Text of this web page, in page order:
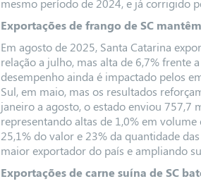
mesmo período de 2024, e já corrigido
Exportações de frango de SC
Em agosto de 2025, Santa Catarina
relação a julho, mas alta de 6,7% frente
desempenho ainda é impactado pelos
Sul, em maio, mas os resultados
janeiro a agosto, o estado enviou 757,7
representando altas de 1,0% em
25,1% do valor e 23% da quantidade
maior exportador do país e ampliando
Exportações de carne suína de SC